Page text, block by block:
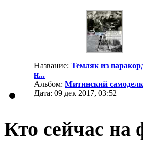
Название: Темляк из
н...
Альбом: Митинский
Дата: 09 дек 2017, 03:52
Кто сейчас на